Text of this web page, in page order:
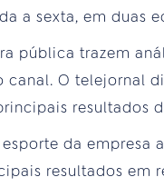
a sexta, em duas
pública trazem
canal. O telejornal
resultados
da empresa
resultados em